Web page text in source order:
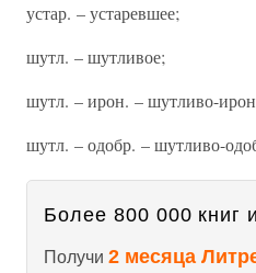
устар. – устаревшее;
шутл. – шутливое;
шутл. – ирон. – шутливо-
шутл. – одобр. – шутливо-
Более 800 000 книг
Получи 2 месяца